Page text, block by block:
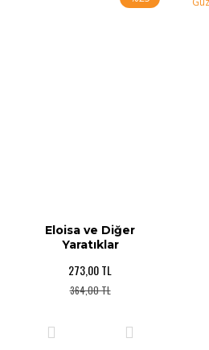
Eloisa ve Diğer
Yaratıklar
273,00 TL
364,00 TL